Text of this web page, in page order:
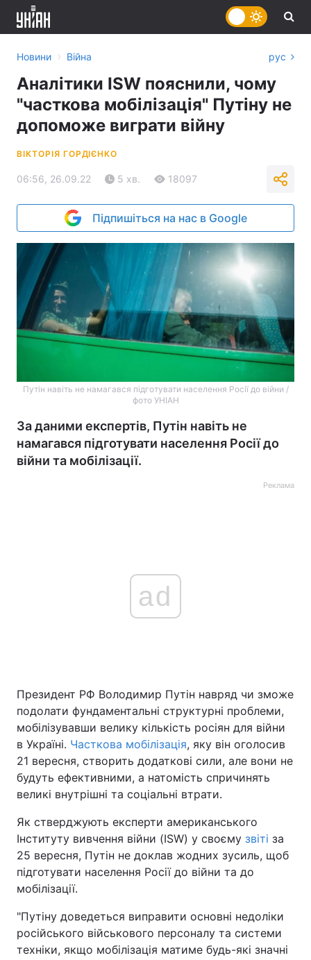
Україна Політика
Економіка Світ
Спорт Наука
Техно і зв'язок
Зброя Інциденти
Здоров'я Туризм
Цікавинки
Екологія
Лонгріди
Новини › Війна рус
Аналітики ISW пояснили, чому
"часткова мобілізація" Путіну не
допоможе виграти війну
ВІКТОРІЯ ГОРДІЄНКО
06:56, 26.09.22 5 хв. 18097
Підпишіться на нас в Google
Путін навіть не намагався підготувати населення Росії до війни /
фото УНІАН
За даними експертів, Путін навіть не
намагався підготувати населення Росії до
війни та мобілізації.
Реклама
ad
Президент РФ Володимир Путін навряд чи зможе
подолати фундаментальні структурні проблеми,
мобілізувавши велику кількість росіян для війни
в Україні. Часткова мобілізація, яку він оголосив
21 вересня, створить додаткові сили, але вони не
будуть ефективними, а натомість спричинять
великі внутрішні та соціальні втрати.
Як стверджують експерти американського
Інституту вивчення війни (ISW) у своєму звіті за
25 вересня, Путін не доклав жодних зусиль, щоб
підготувати населення Росії до війни та до
мобілізації.
"Путіну доведеться виправити основні недоліки
російського військового персоналу та системи
техніки, якщо мобілізація матиме будь-які значні